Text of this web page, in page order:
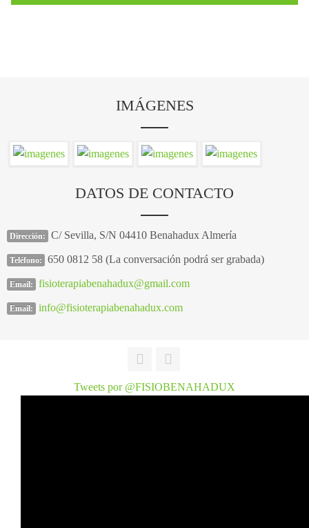
IMÁGENES
DATOS DE CONTACTO
Dirección: C/ Sevilla, S/N 04410 Benahadux Almería
Teléfono: 650 0812 58 (La conversación podrá ser grabada)
Email: fisioterapiabenahadux@gmail.com
Email: info@fisioterapiabenahadux.com
Tweets por @FISIOBENAHADUX